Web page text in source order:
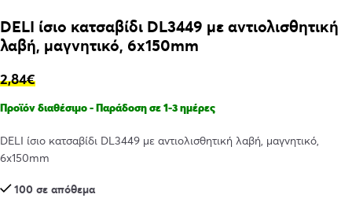
DELI ίσιο κατσαβίδι DL3449 με αντιολισθητική
λαβή, μαγνητικό, 6x150mm
2,84€
Προϊόν διαθέσιμο - Παράδοση σε 1-3 ημέρες
DELI ίσιο κατσαβίδι DL3449 με αντιολισθητική λαβή, μαγνητικό,
6x150mm
100 σε απόθεμα